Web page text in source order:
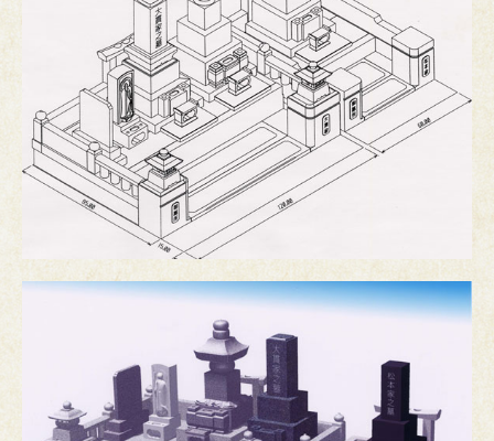
茨城県桜川市の霊園（かわくぼ台霊園）
ひとり言
リンク集
お問合せ
プライバシーポリシー